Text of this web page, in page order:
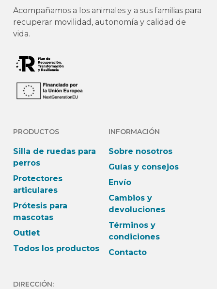
Acompañamos a los animales y a sus familias para
recuperar movilidad, autonomía y calidad de
vida.
PRODUCTOS
Silla de ruedas para
perros
Protectores
articulares
Prótesis para
mascotas
Outlet
Todos los productos
INFORMACIÓN
Sobre nosotros
Guías y consejos
Envío
Cambios y
devoluciones
Términos y
condiciones
Contacto
DIRECCIÓN: